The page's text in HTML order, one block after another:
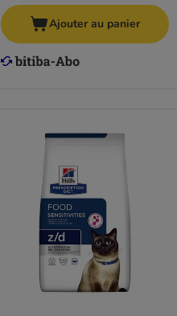
Ajouter au panier